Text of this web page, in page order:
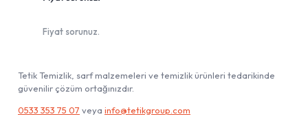
Fiyat sorunuz.
Tetik Temizlik, sarf malzemeleri ve temizlik ürünleri tedarikinde
güvenilir çözüm ortağınızdır.
0533 353 75 07 veya info@tetikgroup.com